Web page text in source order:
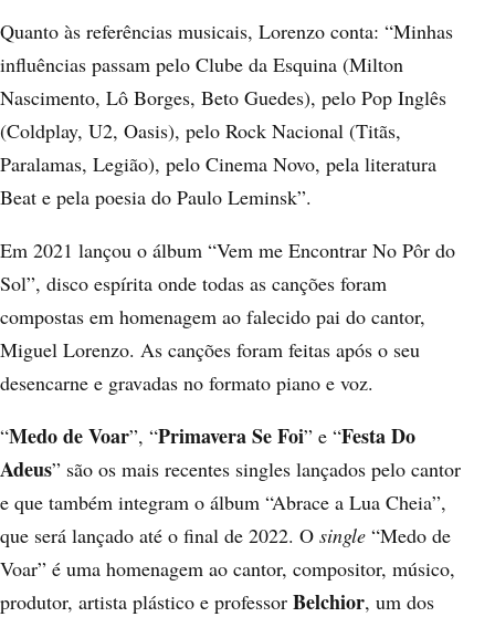
Quanto às referências musicais, Lorenzo conta: “Minhas
influências passam pelo Clube da Esquina (Milton
Nascimento, Lô Borges, Beto Guedes), pelo Pop Inglês
(Coldplay, U2, Oasis), pelo Rock Nacional (Titãs,
Paralamas, Legião), pelo Cinema Novo, pela literatura
Beat e pela poesia do Paulo Leminsk”.
Em 2021 lançou o álbum “Vem me Encontrar No Pôr do
Sol”, disco espírita onde todas as canções foram
compostas em homenagem ao falecido pai do cantor,
Miguel Lorenzo. As canções foram feitas após o seu
desencarne e gravadas no formato piano e voz.
“Medo de Voar”, “Primavera Se Foi” e “Festa Do
Adeus” são os mais recentes singles lançados pelo cantor
e que também integram o álbum “Abrace a Lua Cheia”,
que será lançado até o final de 2022. O single “Medo de
Voar” é uma homenagem ao cantor, compositor, músico,
produtor, artista plástico e professor Belchior, um dos